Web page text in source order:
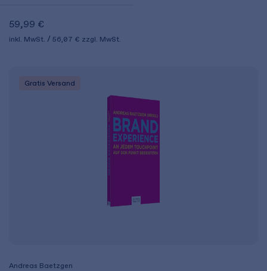
59,99 €
inkl. MwSt. 56,07 € zzgl. MwSt.
Gratis Versand
Andreas Baetzgen